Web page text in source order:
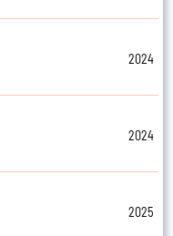
2024
2024
2025